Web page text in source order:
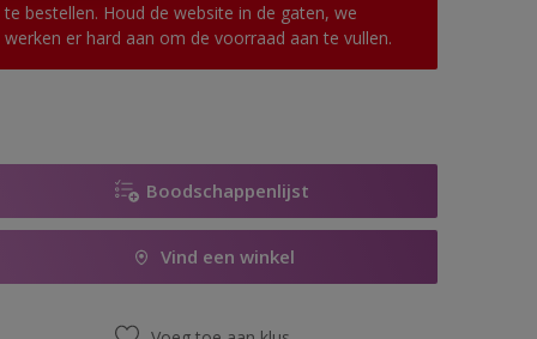
te bestellen. Houd de website in de gaten, we
werken er hard aan om de voorraad aan te vullen.
Boodschappenlijst
Vind een winkel